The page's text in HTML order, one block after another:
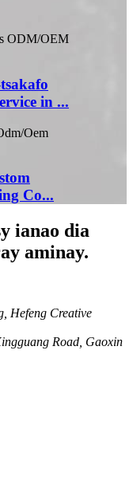
in ...
Co...
ianao dia
aminay.
Hefeng Creative
Road, Gaoxin